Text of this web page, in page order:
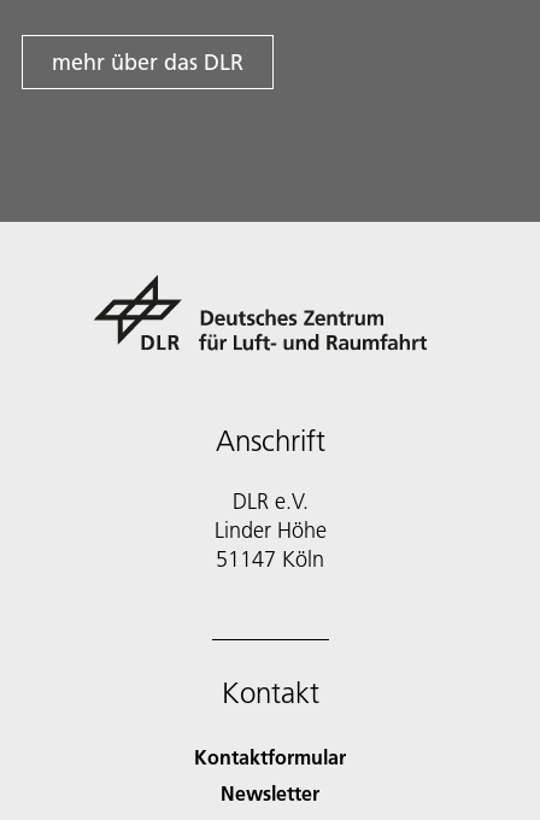
mehr über das DLR
Anschrift
DLR e.V.
Linder Höhe
51147 Köln
Kontakt
Kontaktformular
Newsletter